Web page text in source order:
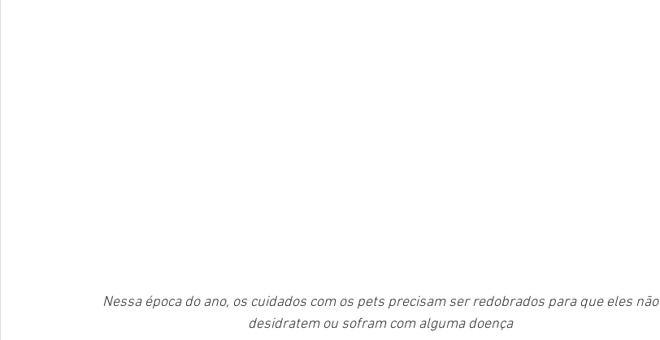
Nessa época do ano, os cuidados com os pets precisam ser redobrados para que eles não
desidratem ou sofram com alguma doença